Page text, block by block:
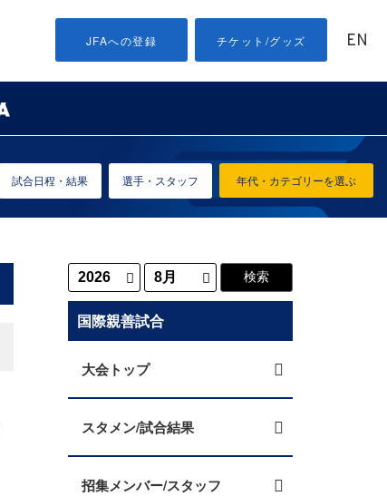
JFAへの登録 チケット/グッズ EN
年代・カテゴリーを選ぶ
試合日程・結果 選手・スタッフ
国際親善試合
大会トップ
スタメン/試合結果
招集メンバー/スタッフ